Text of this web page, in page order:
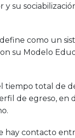
su
como un
su Modelo
tiempo total de
de egreso,
hay contacto